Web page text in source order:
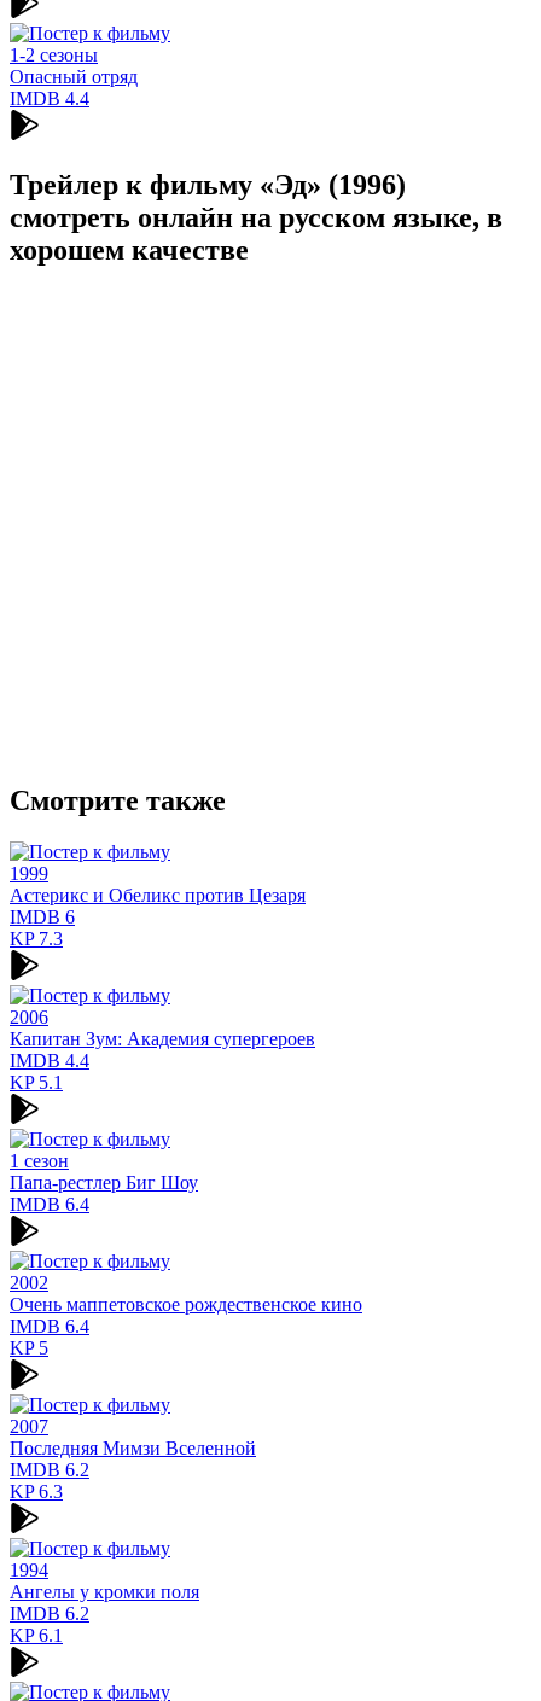
1-2 сезоны
Опасный отряд
IMDB 4.4
Трейлер к фильму «Эд» (1996)
cмотреть онлайн на русском языке, в
хорошем качестве
Смотрите также
1999
Астерикс и Обеликс против Цезаря
IMDB 6
KP7.3
2006
Капитан Зум: Академия супергероев
IMDB 4.4
KP5.1
1 сезон
Папа-рестлер Биг Шоу
IMDB 6.4
2002
Очень маппетовское рождественское кино
IMDB 6.4
KP5
2007
Последняя Мимзи Вселенной
IMDB 6.2
KP6.3
1994
Ангелы у кромки поля
IMDB 6.2
KP6.1